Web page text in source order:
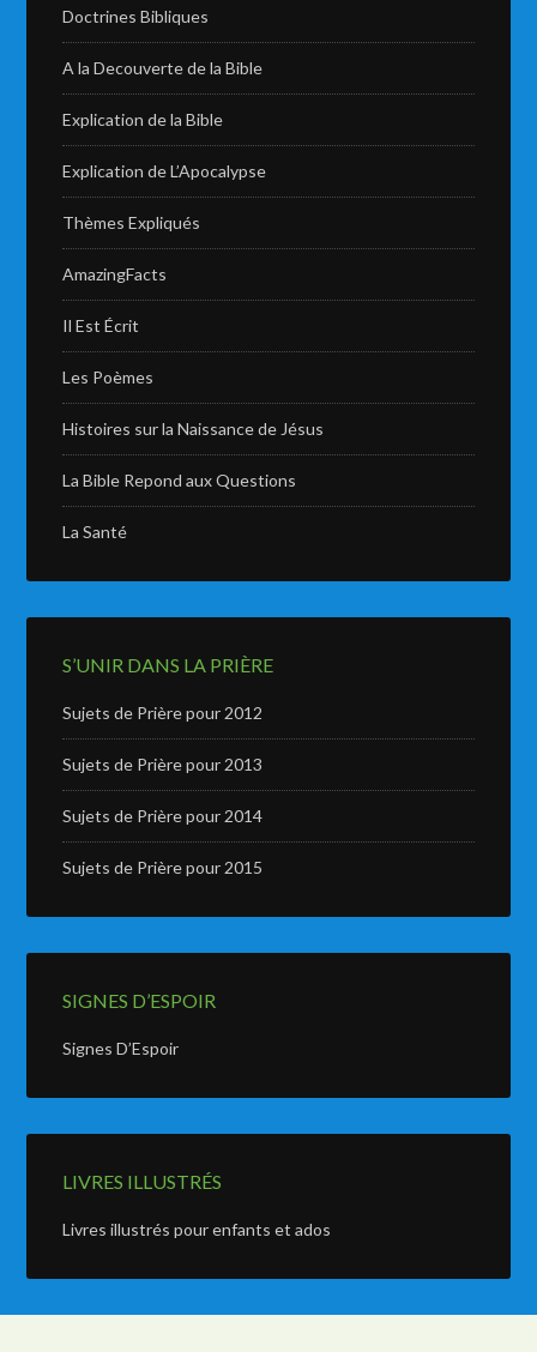
Doctrines Bibliques
A la Decouverte de la Bible
Explication de la Bible
Explication de L’Apocalypse
Thèmes Expliqués
AmazingFacts
Il Est Écrit
Les Poèmes
Histoires sur la Naissance de Jésus
La Bible Repond aux Questions
La Santé
S’UNIR DANS LA PRIÈRE
Sujets de Prière pour 2012
Sujets de Prière pour 2013
Sujets de Prière pour 2014
Sujets de Prière pour 2015
SIGNES D’ESPOIR
Signes D’Espoir
LIVRES ILLUSTRÉS
Livres illustrés pour enfants et ados